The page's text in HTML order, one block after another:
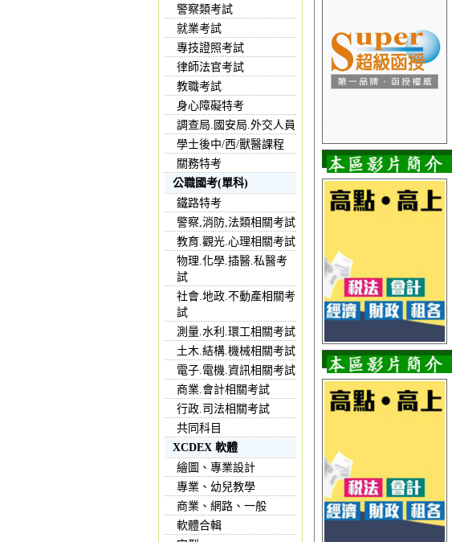
警察類考試
就業考試
專技證照考試
律師法官考試
教職考試
身心障礙特考
調查局.國安局.外交人員
學士後中/西/獸醫課程
關務特考
公職國考(單科)
鐵路特考
警察,消防,法類相關考試
教育.觀光.心理相關考試
物理.化學.插醫.私醫考
試
社會.地政.不動產相關考
試
測量.水利.環工相關考試
土木.結構.機械相關考試
電子.電機.資訊相關考試
商業.會計相關考試
行政.司法相關考試
共同科目
XCDEX 軟體
繪圖、專業設計
專業、幼兒教學
商業、網路、一般
軟體合輯